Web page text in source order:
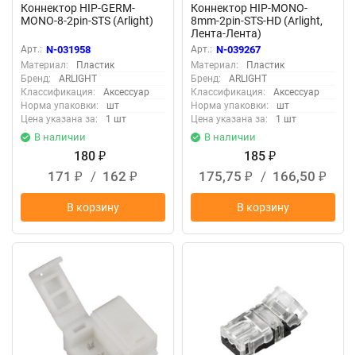
Коннектор HIP-GERM-
MONO-8-2pin-STS (Arlight)
Арт.: N-031958
Материал:
Пластик
Бренд:
ARLIGHT
Классификация:
Аксессуар
Норма упаковки:
шт
Цена указана за:
1 шт
В наличии
180 ₽
171 ₽ / 162 ₽
В корзину
Коннектор HIP-MONO-
8mm-2pin-STS-HD (Arlight,
Лента-Лента)
Арт.: N-039267
Материал:
Пластик
Бренд:
ARLIGHT
Классификация:
Аксессуар
Норма упаковки:
шт
Цена указана за:
1 шт
В наличии
185 ₽
175,75 ₽ / 166,50 ₽
В корзину